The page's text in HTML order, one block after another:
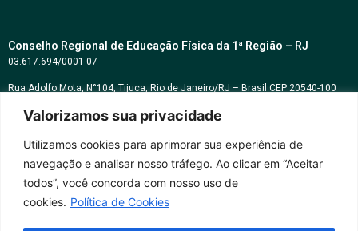
Valorizamos sua privacidade
Utilizamos cookies para aprimorar sua experiência de
navegação e analisar nosso tráfego. Ao clicar em “Aceitar
todos”, você concorda com nosso uso de
cookies. Política de Cookies
Conselho Regional de Educação Física da 1ª Região – RJ
03.617.694/0001-07
Rua Adolfo Mota, N°104, Tijuca, Rio de Janeiro/RJ – Brasil CEP 20540-100
decom@cref1.org.br
Horários de atendimento:
2ª a 6ª feira das 9h às 17h / Sábados das 09h às 13h